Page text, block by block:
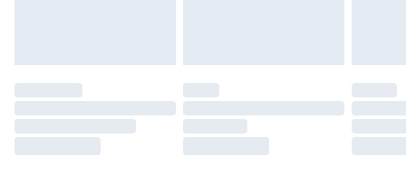
Huishoudelijke artikelen, zoals beddengoed,
matrassen, toppers en kussens, moeten
ongebruikt zijn en in de originele, ongeopende